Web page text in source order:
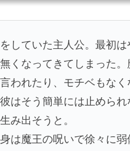
していた主人公。最初
くなってきてしまった
われたり、モチベもなく
はそう簡単には止めら
み出そうと。
は魔王の呪いで徐々に